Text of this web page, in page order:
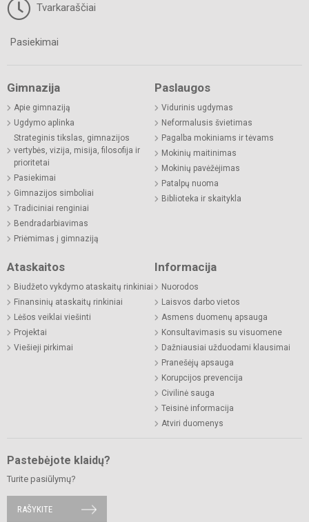
Tvarkaraščiai
Pasiekimai
Gimnazija
Apie gimnaziją
Ugdymo aplinka
Strateginis tikslas, gimnazijos
vertybės, vizija, misija, filosofija ir
prioritetai
Pasiekimai
Gimnazijos simboliai
Tradiciniai renginiai
Bendradarbiavimas
Priėmimas į gimnaziją
Paslaugos
Vidurinis ugdymas
Neformalusis švietimas
Pagalba mokiniams ir tėvams
Mokinių maitinimas
Mokinių pavėžėjimas
Patalpų nuoma
Biblioteka ir skaitykla
Ataskaitos
Biudžeto vykdymo ataskaitų rinkiniai
Finansinių ataskaitų rinkiniai
Lėšos veiklai viešinti
Projektai
Viešieji pirkimai
Informacija
Nuorodos
Laisvos darbo vietos
Asmens duomenų apsauga
Konsultavimasis su visuomene
Dažniausiai užduodami klausimai
Pranešėjų apsauga
Korupcijos prevencija
Civilinė sauga
Teisinė informacija
Atviri duomenys
Pastebėjote klaidų?
Turite pasiūlymų?
RAŠYKITE